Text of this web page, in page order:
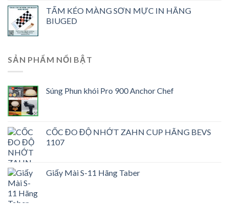
TẤM KÉO MÀNG SƠN MỰC IN HÃNG
BIUGED
SẢN PHẨM NỔI BẬT
Súng Phun khói Pro 900 Anchor Chef
CỐC ĐO ĐỘ NHỚT ZAHN CUP HÃNG BEVS
1107
Giấy Mài S-11 Hãng Taber